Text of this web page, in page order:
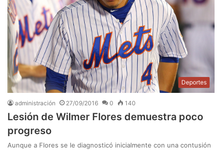
Deportes
administración 27/09/2016 0 140
Lesión de Wilmer Flores demuestra poco
progreso
Aunque a Flores se le diagnosticó inicialmente con una contusión